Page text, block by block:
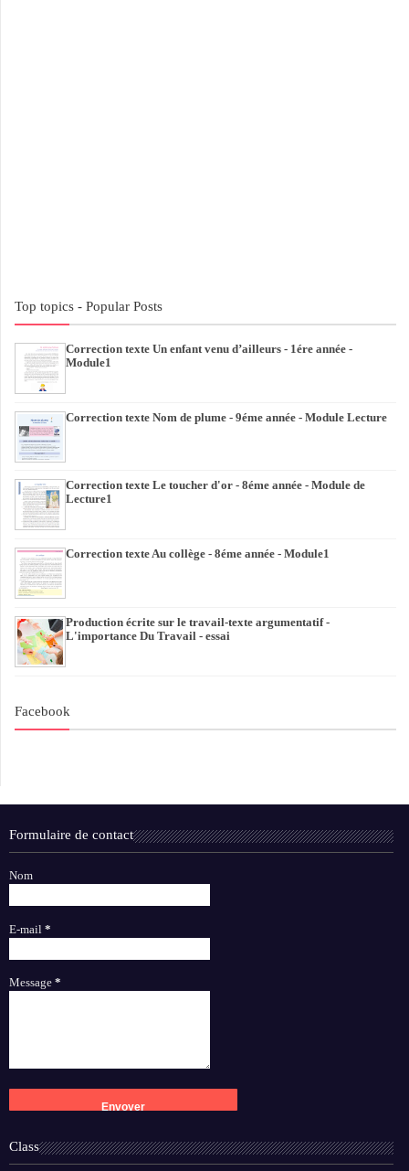
Top topics - Popular Posts
Correction texte Un enfant venu d’ailleurs - 1ére année -
Module1
Correction texte Nom de plume - 9éme année - Module Lecture
Correction texte Le toucher d'or - 8éme année - Module de
Lecture1
Correction texte Au collège - 8éme année - Module1
Production écrite sur le travail-texte argumentatif -
L'importance Du Travail - essai
Facebook
Formulaire de contact
Nom
E-mail *
Message *
Class